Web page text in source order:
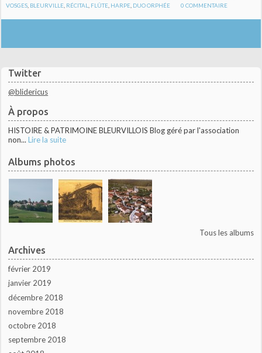
Twitter
@blidericus
À propos
HISTOIRE & PATRIMOINE BLEURVILLOIS Blog géré par l'association
non... Lire la suite
Albums photos
Tous les albums
Archives
février 2019
janvier 2019
décembre 2018
novembre 2018
octobre 2018
septembre 2018
VOSGES BLEURVILLE RÉCITAL FLÛTE HARPE DUO ORPHÉE 0 COMMENTAIRE